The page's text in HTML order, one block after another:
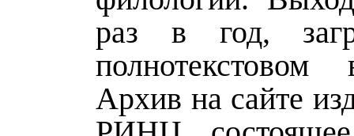
раз в год,
Архив на сайте